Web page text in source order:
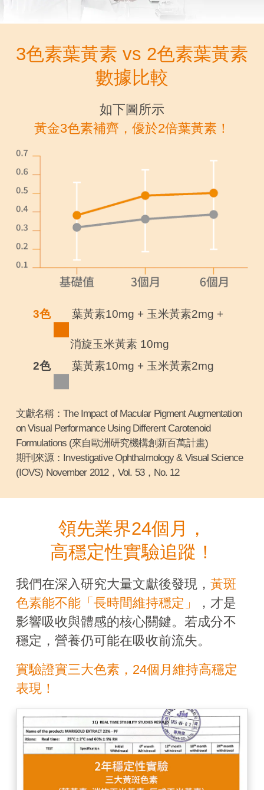
3色素葉黃素 vs 2色素葉黃素
數據比較
如下圖所示
黃金3色素補齊，優於2倍葉黃素！
3色 葉黃素10mg + 玉米黃素2mg +
消旋玉米黃素 10mg
2色
葉黃素10mg + 玉米黃素2mg
文獻名稱：The Impact of Macular Pigment Augmentation
on Visual Performance Using Different Carotenoid
Formulations (來自歐洲研究機構創新百萬計畫)
期刊來源：Investigative Ophthalmology & Visual Science
(IOVS) November 2012，Vol. 53，No. 12
領先業界24個月，
高穩定性實驗追蹤！
我們在深入研究大量文獻後發現， 黃斑
色素能不能「長時間維持穩定」
，才是
影響吸收與體感的核心關鍵。 若成分不
穩定，營養仍可能在吸收前流失。
實驗證實三大色素，24個月維持高穩定
表現！